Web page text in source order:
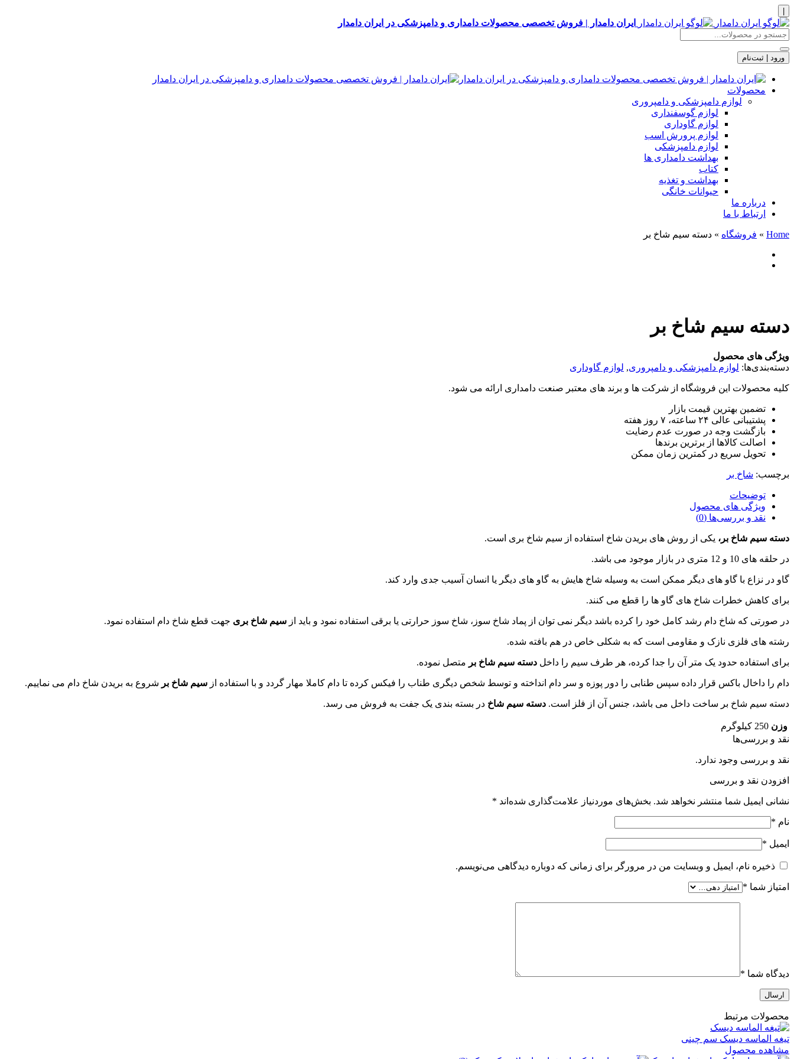
ایران دامدار | فروش تخصصی محصولات دامداری و دامپزشکی در ایران دامدار
ورود | ثبت‌نام
محصولات
لوازم دامپزشکی و دامپروری
لوازم گوسفنداری
لوازم گاوداری
لوازم پرورش اسب
لوازم دامپزشکی
بهداشت دامداری ها
کتاب
بهداشت و تغذیه
حیوانات خانگی
درباره ما
ارتباط با ما
Home
» فروشگاه » دسته سیم شاخ بر
دسته سیم شاخ بر
ویژگی های محصول
دسته‌بندی‌ها: لوازم دامپزشکی و دامپروری, لوازم گاوداری
کلیه محصولات این فروشگاه از شرکت ها و برند های معتبر صنعت دامداری ارائه می شود.
تضمین بهترین قیمت بازار
پشتیبانی عالی ۲۴ ساعته، ۷ روز هفته
بازگشت وجه در صورت عدم رضایت
اصالت کالاها از برترین برندها
تحویل سریع در کمترین زمان ممکن
برچسب: شاخ بر
توضیحات
ویژگی های محصول
نقد و بررسی‌ها (0)
دسته سیم شاخ بر، یکی از روش های بریدن شاخ استفاده از سیم شاخ بری است.
در حلقه های 10 و 12 متری در بازار موجود می باشد.
گاو در نزاع با گاو های دیگر ممکن است به وسیله شاخ هایش به گاو های دیگر یا انسان آسیب جدی وارد کند.
برای کاهش خطرات شاخ های گاو ها را قطع می کنند.
در صورتی که شاخ دام رشد کامل خود را کرده باشد دیگر نمی توان از پماد شاخ سوز، شاخ سوز حرارتی یا برقی استفاده نمود و باید از سیم شاخ بری جهت قطع شاخ دام استفاده نمود.
رشته های فلزی نازک و مقاومی است که به شکلی خاص در هم بافته شده.
برای استفاده حدود یک متر آن را جدا کرده، هر طرف سیم را داخل دسته سیم شاخ بر متصل نموده.
دام را داخال باکس قرار داده سپس طنابی را دور پوزه و سر دام انداخته و توسط شخص دیگری طناب را فیکس کرده تا دام کاملا مهار گردد و با استفاده از سیم شاخ بر شروع به بریدن شاخ دام می نماییم.
دسته سیم شاخ بر ساخت داخل می باشد، جنس آن از فلز است. دسته سیم شاخ در بسته بندی یک جفت به فروش می رسد.
وزن 250 کیلوگرم
نقد و بررسی‌ها
نقد و بررسی وجود ندارد.
افزودن نقد و بررسی
نشانی ایمیل شما منتشر نخواهد شد. بخش‌های موردنیاز علامت‌گذاری شده‌اند *
نام *
ایمیل *
ذخیره نام، ایمیل و وبسایت من در مرورگر برای زمانی که دوباره دیدگاهی می‌نویسم.
امتیاز شما *
دیدگاه شما *
محصولات مرتبط
تیغه الماسه دیسک سم چینی
مشاهده محصول